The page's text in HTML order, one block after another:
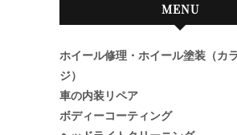
MENU
ホイール修理・ホイール塗装（カ
ジ）
車の内装リペア
ボディーコーティング